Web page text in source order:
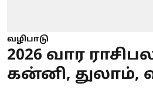
வழிபாடு
2026 வார
கன்னி, துலாம்,